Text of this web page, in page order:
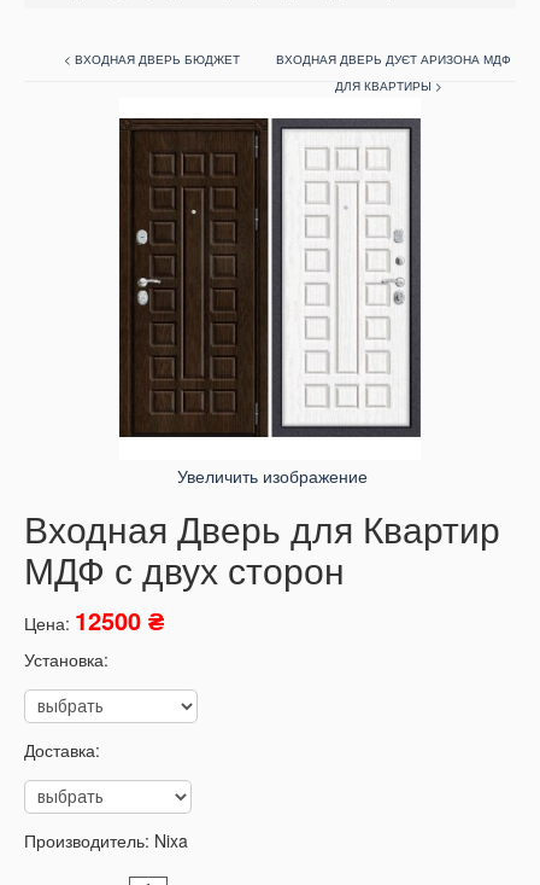
< ВХОДНАЯ ДВЕРЬ БЮДЖЕТ
ВХОДНАЯ ДВЕРЬ ДУЄТ АРИЗОНА МДФ
ДЛЯ КВАРТИРЫ >
Увеличить изображение
Входная Дверь для Квартир
МДФ с двух сторон
Цена: 12500 ₴
Установка:
Доставка:
Производитель: Nixa